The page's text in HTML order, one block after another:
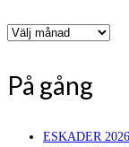
Arkiv
På gång
ESKADER